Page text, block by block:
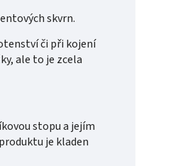
skvrn.
či při kojení
ale to je zcela
stopu a jejím
je kladen